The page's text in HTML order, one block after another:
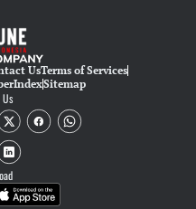
UsTerms of Services
IndexSitemap